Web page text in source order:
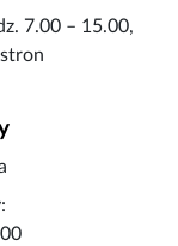
7.00 – 15.00,